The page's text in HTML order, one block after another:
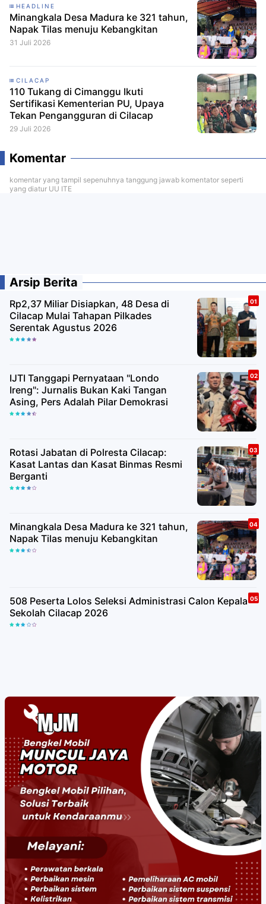
HEADLINE
Minangkala Desa Madura ke 321 tahun,
Napak Tilas menuju Kebangkitan
31 Juli 2026
CILACAP
110 Tukang di Cimanggu Ikuti
Sertifikasi Kementerian PU, Upaya
Tekan Pengangguran di Cilacap
29 Juli 2026
Komentar
komentar yang tampil sepenuhnya tanggung jawab komentator seperti
yang diatur UU ITE
Arsip Berita
Rp2,37 Miliar Disiapkan, 48 Desa di
Cilacap Mulai Tahapan Pilkades
Serentak Agustus 2026
IJTI Tanggapi Pernyataan "Londo
Ireng": Jurnalis Bukan Kaki Tangan
Asing, Pers Adalah Pilar Demokrasi
Rotasi Jabatan di Polresta Cilacap:
Kasat Lantas dan Kasat Binmas Resmi
Berganti
Minangkala Desa Madura ke 321 tahun,
Napak Tilas menuju Kebangkitan
508 Peserta Lolos Seleksi Administrasi Calon Kepala
Sekolah Cilacap 2026